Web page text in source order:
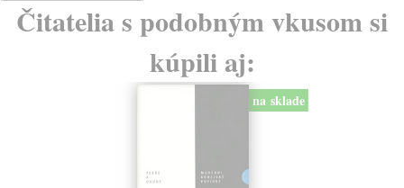
Čitatelia s podobným vkusom si
kúpili aj:
na sklade